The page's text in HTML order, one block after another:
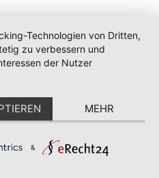
Technologien von Dritten,
zu verbessern und
der Nutzer
MEHR
&